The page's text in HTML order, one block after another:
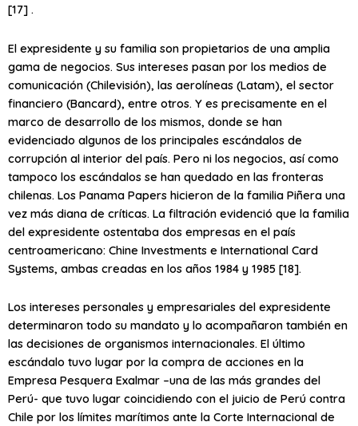
[17] .
El expresidente y su familia son propietarios de una amplia
gama de negocios. Sus intereses pasan por los medios de
comunicación (Chilevisión), las aerolíneas (Latam), el sector
financiero (Bancard), entre otros. Y es precisamente en el
marco de desarrollo de los mismos, donde se han
evidenciado algunos de los principales escándalos de
corrupción al interior del país. Pero ni los negocios, así como
tampoco los escándalos se han quedado en las fronteras
chilenas. Los Panama Papers hicieron de la familia Piñera una
vez más diana de críticas. La filtración evidenció que la familia
del expresidente ostentaba dos empresas en el país
centroamericano: Chine Investments e International Card
Systems, ambas creadas en los años 1984 y 1985 [18].
Los intereses personales y empresariales del expresidente
determinaron todo su mandato y lo acompañaron también en
las decisiones de organismos internacionales. El último
escándalo tuvo lugar por la compra de acciones en la
Empresa Pesquera Exalmar –una de las más grandes del
Perú- que tuvo lugar coincidiendo con el juicio de Perú contra
Chile por los límites marítimos ante la Corte Internacional de